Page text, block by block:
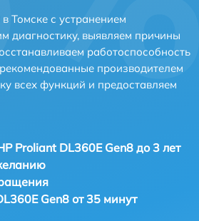
Томске с устранением
диагностику, выявляем причины
работоспособность
производителем
всех функций и предоставляем
Proliant DL360E Gen8 до 3 лет
Gen8 от 35 минут